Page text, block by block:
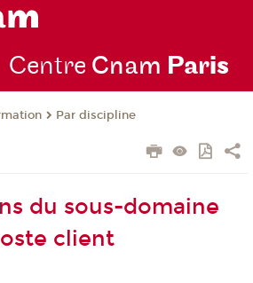
Centre Cnam Paris
Par discipline
du sous-domaine
client